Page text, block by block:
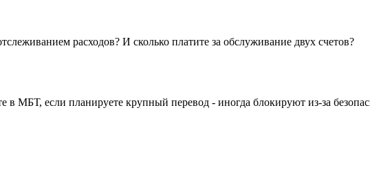
расходов? И сколько платите за обслуживание двух счетов?
МБТ, если планируете крупный перевод - иногда блокируют из-за